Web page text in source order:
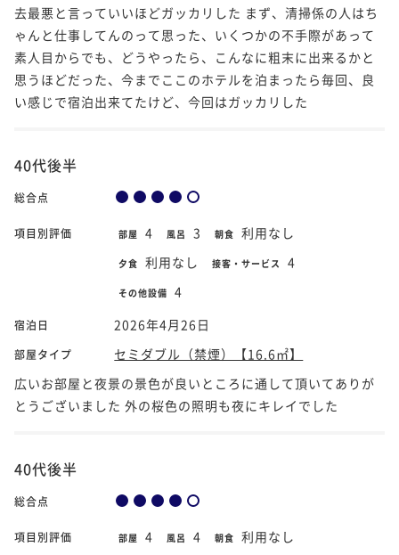
去最悪と言っていいほどガッカリした まず、清掃係の人はち
ゃんと仕事してんのって思った、いくつかの不手際があって
素人目からでも、どうやったら、こんなに粗末に出来るかと
思うほどだった、今までここのホテルを泊まったら毎回、良
い感じで宿泊出来てたけど、今回はガッカリした
40代後半
総合点
項目別評価 部屋 4 風呂 3 朝食 利用なし
夕食 利用なし 接客・サービス 4
その他設備 4
宿泊日 2026年4月26日
部屋タイプ
セミダブル（禁煙）【16.6㎡】
広いお部屋と夜景の景色が良いところに通して頂いてありが
とうございました 外の桜色の照明も夜にキレイでした
40代後半
総合点
項目別評価 部屋 4 風呂 4 朝食 利用なし